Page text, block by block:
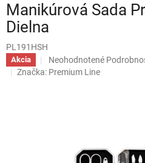
Manikúrová Sada
Dielna
PL191HSH
Akcia
Priemerné
hodnotenie
Neohodnotené
Značka: Premium Line